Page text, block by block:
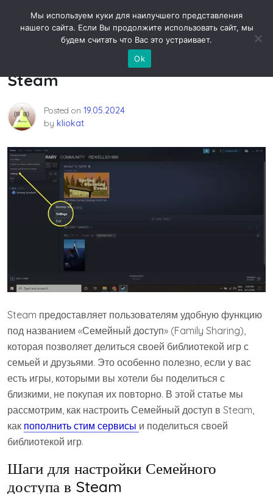
Новости технологий
Как поделиться библиотекой в
Steam
Posted on 19.05.2024
by kliokat
Steam предоставляет пользователям удобную функцию
под названием «Семейный доступ» (Family Sharing),
которая позволяет делиться своей библиотекой игр с
семьей и друзьями. Это особенно полезно, если у вас
есть игры, которыми вы хотели бы поделиться с
близкими, не покупая их повторно. В этой статье мы
рассмотрим, как настроить Семейный доступ в Steam,
как пополнить стим сервисы и поделиться своей
библиотекой игр.
Шаги для настройки Семейного
доступа в Steam
Мы используем куки для наилучшего представления
нашего сайта. Если Вы продолжите использовать сайт, мы
будем считать что Вас это устраивает.
Ok